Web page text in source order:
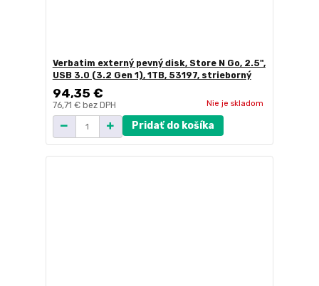
Verbatim externý pevný disk, Store N Go, 2.5",
USB 3.0 (3.2 Gen 1), 1TB, 53197, strieborný
94,35 €
76,71 € bez DPH Nie je skladom
Pridať do košíka